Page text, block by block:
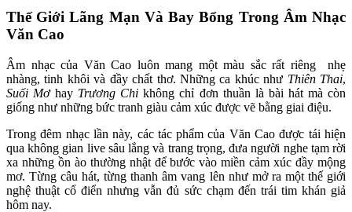
Thế Giới Lãng Mạn Và Bay Bổng Trong Âm Nhạc
Văn Cao
Âm nhạc của Văn Cao luôn mang một màu sắc rất riêng  nhẹ
nhàng, tinh khôi và đầy chất thơ. Những ca khúc như Thiên Thai
Suối Mơ hay Trương Chi không chỉ đơn thuần là bài hát mà còn
giống như những bức tranh giàu cảm xúc được vẽ bằng giai điệu.
Trong đêm nhạc lần này, các tác phẩm của Văn Cao được tái hiện
qua không gian live sâu lắng và trang trọng, đưa người nghe tạm rời
xa những ồn ào thường nhật để bước vào miền cảm xúc đầy mộng
mơ. Từng câu hát, từng thanh âm vang lên như mở ra một thế giới
nghệ thuật cổ điển nhưng vẫn đủ sức chạm đến trái tim khán giả
hôm nay.